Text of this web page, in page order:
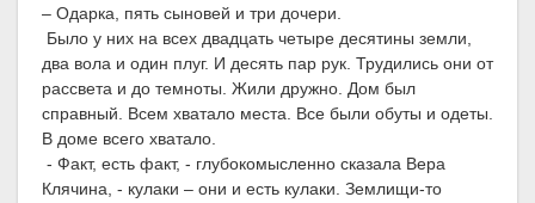
– Одарка, пять сыновей и три дочери.
Было у них на всех двадцать четыре десятины земли,
два вола и один плуг. И десять пар рук. Трудились они от
рассвета и до темноты. Жили дружно. Дом был
справный. Всем хватало места. Все были обуты и одеты.
В доме всего хватало.
- Факт, есть факт, - глубокомысленно сказала Вера
Клячина, - кулаки – они и есть кулаки. Землищи-то